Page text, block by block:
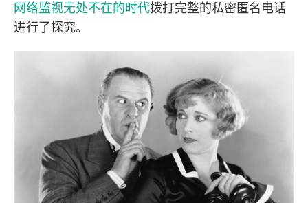
网络监视无处不在的时代拨打完整的私密匿名电话
进行了探究。